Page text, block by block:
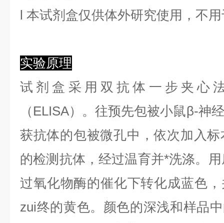
l 本试剂盒仅供体外研究使用，不
实验原理
试剂盒采用双抗体一步夹心
（ELISA）。往预先包被小鼠β-神
获抗体的包被微孔中，依次加入
的检测抗体，经过温育并*洗涤。
过氧化物酶的催化下转化成蓝色
zui终的黄色。颜色的深浅和样品